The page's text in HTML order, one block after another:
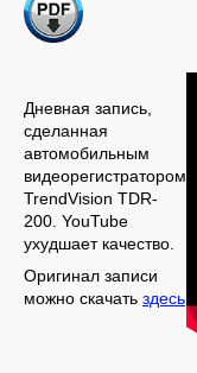
Дневная запись,
сделанная
автомобильным
видеорегистратором
TrendVision TDR-
200. YouTube
ухудшает качество.
Оригинал записи
можно скачать здесь